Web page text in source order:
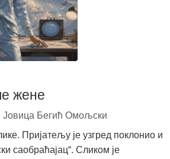
жене
Јовица Бегић Омољски
Пријатељу је узгред поклонио и
саобраћајац“. Сликом је